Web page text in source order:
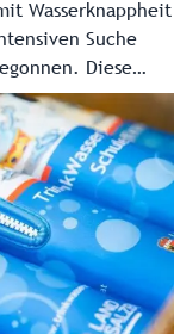
Wasserknappheit
Suche
Diese
werden.